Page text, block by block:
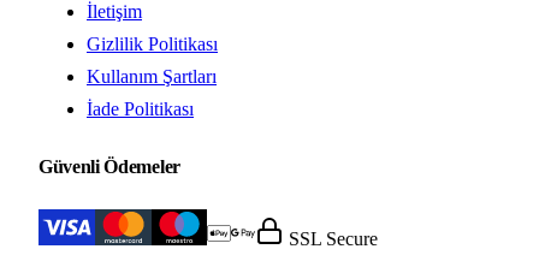
İletişim
Gizlilik Politikası
Kullanım Şartları
İade Politikası
Güvenli Ödemeler
SSL Secure